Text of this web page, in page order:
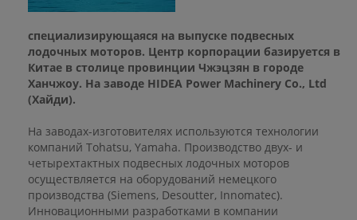
специализирующаяся на выпуске подвесных
лодочных моторов. Центр корпорации базируется в
Китае в столице провинции Чжэцзян в городе
Ханчжоу. На заводе HIDEA Power Machinery Co., Ltd
(Хайди).
На заводах-изготовителях используются технологии
компаний Tohatsu, Yamaha. Производство двух- и
четырехтактных подвесных лодочных моторов
осуществляется на оборудований немецкого
производства (Siemens, Desoutter, Innomatec).
Инновационными разработками в компании